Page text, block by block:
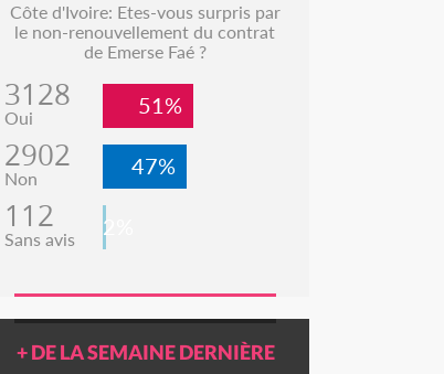
Côte d'Ivoire: Etes-vous surpris par
le non-renouvellement du contrat
de Emerse Faé ?
3128
Oui 51%
2902
Non 47%
112
Sans avis 2%
+ DE LA SEMAINE DERNIÈRE